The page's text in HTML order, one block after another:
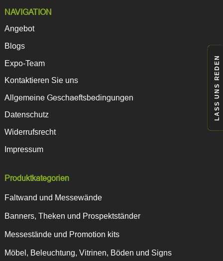
Produktseite
gewählt
werden
LASS UNS REDEN
NAVIGATION
Angebot
Blogs
Expo-Team
Kontaktieren Sie uns
Allgemeine Geschaeftsbedingungen
Datenschutz
Widerrufsrecht
Impressum
Produktkategorien
Faltwand und Messewände
Banners, Theken und Prospektständer
Messestände und Promotion kits
Möbel, Beleuchtung, Vitrinen, Böden und Signs